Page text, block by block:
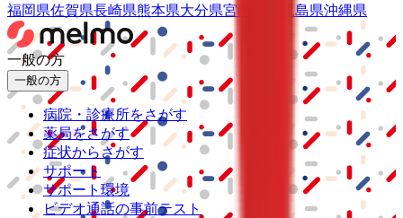
福岡県佐賀県長崎県熊本県大分県宮崎県 鹿児島県沖縄県
一般の方
一般の方
病院・診療所をさがす
薬局をさがす
症状からさがす
サポート
サポート環境
ビデオ通話の事前テスト